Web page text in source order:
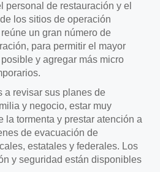
personal de restauración y el
los sitios de operación
un gran número de
para permitir el mayor
y agregar más micro
a revisar sus planes de
y negocio, estar muy
la tormenta y prestar atención a
de evacuación de
estatales y federales. Los
y seguridad están disponibles